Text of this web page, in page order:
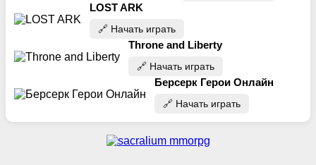
LOST ARK
🔗‍️ Начать играть
Throne and Liberty
🔗‍️ Начать играть
Берсерк Герои Онлайн
🔗‍️ Начать играть